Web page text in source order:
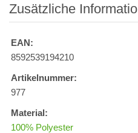
Zusätzliche
EAN:
8592539194210
Artikelnummer:
977
Material:
100% Polyester